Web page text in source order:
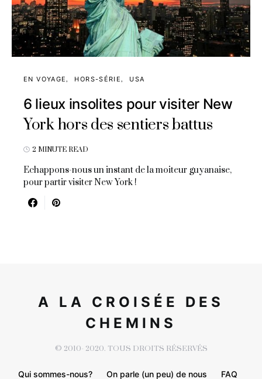
EN VOYAGE HORS-SÉRIE USA
6 lieux insolites pour visiter New
York hors des sentiers battus
2 MINUTE READ
Echappons-nous un instant de la moiteur guyanaise,
pour partir visiter New York !
A LA CROISÉE DES
CHEMINS
© 2010- 2020. TOUS DROITS RÉSERVÉS
Qui sommes-nous? On parle (un peu) de nous FAQ